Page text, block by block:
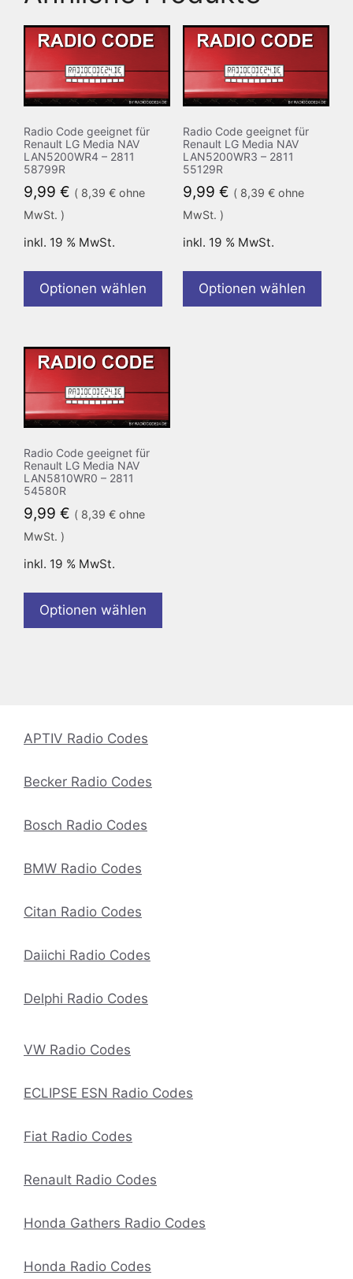
Radio Code geeignet für
Renault LG Media NAV
LAN5200WR4 – 2811
58799R
9,99 € ( 8,39 € ohne
MwSt. )
inkl. 19 % MwSt.
Optionen wählen
Radio Code geeignet für
Renault LG Media NAV
LAN5200WR3 – 2811
55129R
9,99 € ( 8,39 €ohne
MwSt. )
inkl. 19 % MwSt.
Optionen wählen
Radio Code geeignet für
Renault LG Media NAV
LAN5810WR0 – 2811
54580R
9,99 € ( 8,39 € ohne
MwSt. )
inkl. 19 % MwSt.
Optionen wählen
APTIV Radio Codes
Becker Radio Codes
Bosch Radio Codes
BMW Radio Codes
Citan Radio Codes
Daiichi Radio Codes
Delphi Radio Codes
VW Radio Codes
ECLIPSE ESN Radio Codes
Fiat Radio Codes
Renault Radio Codes
Honda Gathers Radio Codes
Honda Radio Codes